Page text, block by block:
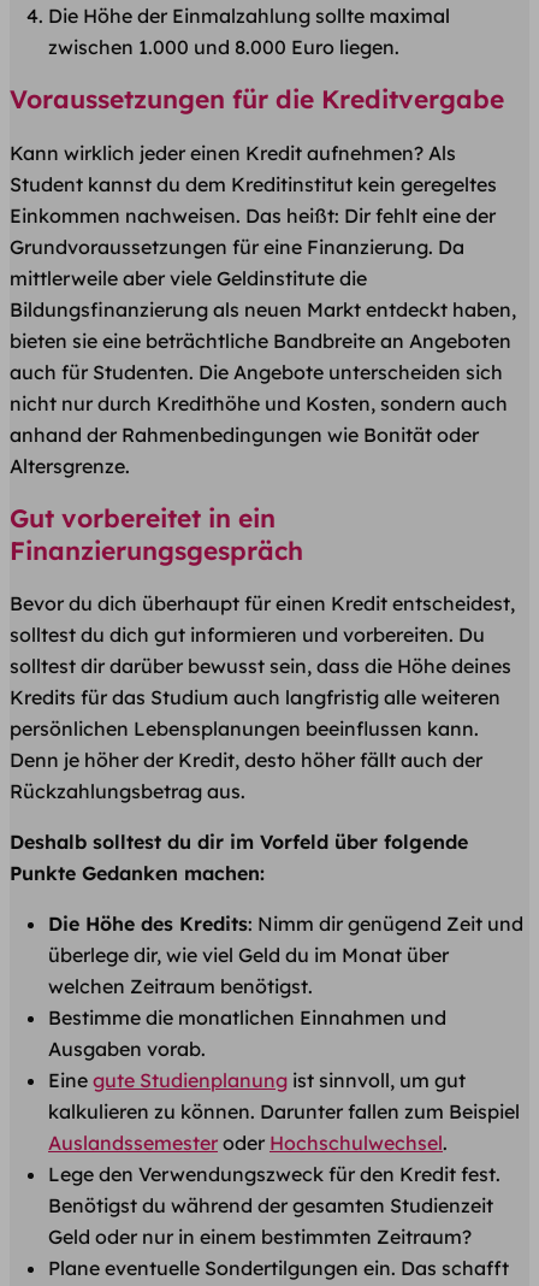
Die Höhe der Einmalzahlung sollte maximal
zwischen 1.000 und 8.000 Euro liegen.
Voraussetzungen für die Kreditvergabe
Kann wirklich jeder einen Kredit aufnehmen? Als
Student kannst du dem Kreditinstitut kein geregeltes
Einkommen nachweisen. Das heißt: Dir fehlt eine der
Grundvoraussetzungen für eine Finanzierung. Da
mittlerweile aber viele Geldinstitute die
Bildungsfinanzierung als neuen Markt entdeckt haben,
bieten sie eine beträchtliche Bandbreite an Angeboten
auch für Studenten. Die Angebote unterscheiden sich
nicht nur durch Kredithöhe und Kosten, sondern auch
anhand der Rahmenbedingungen wie Bonität oder
Altersgrenze.
Gut vorbereitet in ein
Finanzierungsgespräch
Bevor du dich überhaupt für einen Kredit entscheidest,
solltest du dich gut informieren und vorbereiten. Du
solltest dir darüber bewusst sein, dass die Höhe deines
Kredits für das Studium auch langfristig alle weiteren
persönlichen Lebensplanungen beeinflussen kann.
Denn je höher der Kredit, desto höher fällt auch der
Rückzahlungsbetrag aus.
Deshalb solltest du dir im Vorfeld über folgende
Punkte Gedanken machen:
Die Höhe des Kredits: Nimm dir genügend Zeit und
überlege dir, wie viel Geld du im Monat über
welchen Zeitraum benötigst.
Bestimme die monatlichen Einnahmen und
Ausgaben vorab.
Eine gute Studienplanung ist sinnvoll, um gut
kalkulieren zu können. Darunter fallen zum Beispiel
Auslandssemester oder Hochschulwechsel.
Lege den Verwendungszweck für den Kredit fest.
Benötigst du während der gesamten Studienzeit
Geld oder nur in einem bestimmten Zeitraum?
Plane eventuelle Sondertilgungen ein. Das schafft